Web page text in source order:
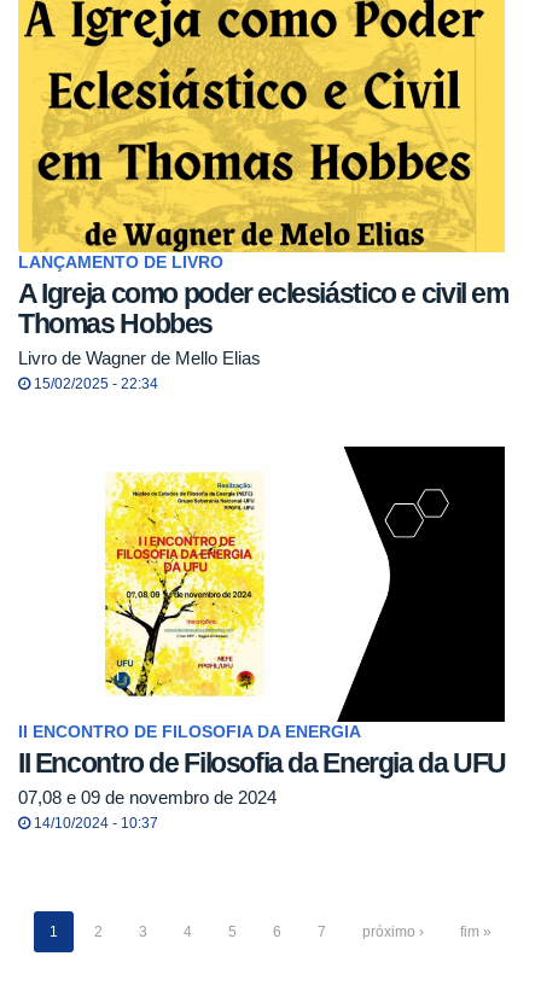
LANÇAMENTO DE LIVRO
A Igreja como poder eclesiástico e civil em
Thomas Hobbes
Livro de Wagner de Mello Elias
15/02/2025 - 22:34
II ENCONTRO DE FILOSOFIA DA ENERGIA
II Encontro de Filosofia da Energia da UFU
07,08 e 09 de novembro de 2024
14/10/2024 - 10:37
1 2 3 4 5 6 7 próximo › fim »